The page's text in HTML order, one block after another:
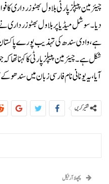
چیئرمین پیپلزپارٹی بلاول بھٹو زرداری
دیا۔سوشل میڈیا پر بلاول بھٹو زرداری
ہے،وادی سندھ کی تہذیب پورے
شکل ہے۔چیئرمین پیپلزپارٹی کا کہنا تھا
آیا،یہ یونانی نام فارسی زبان میں سندھو
شئیر کریں
پچھلا آرٹیکل